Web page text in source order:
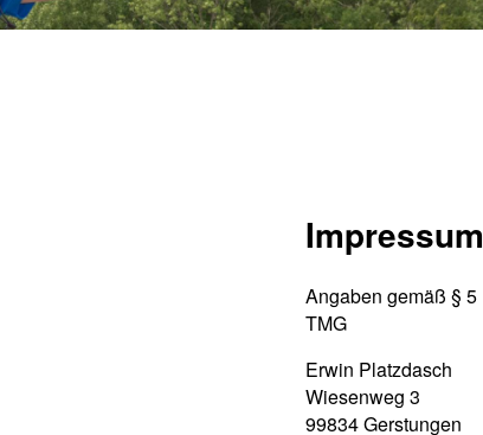
Impressum
Angaben gemäß § 5
TMG
Erwin Platzdasch
Wiesenweg 3
99834 Gerstungen